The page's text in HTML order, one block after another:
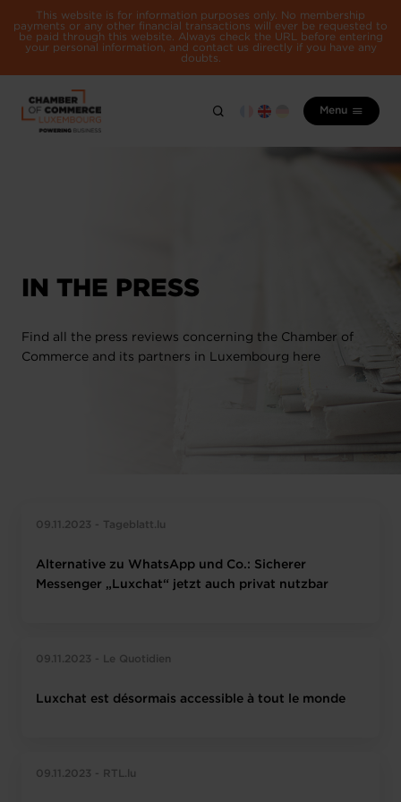
This website is for information purposes only. No membership
payments or any other financial transactions will ever be requested to
be paid through this website. Always check the URL before entering
your personal information, and contact us directly if you have any
doubts.
Menu
IN THE PRESS
Find all the press reviews concerning the Chamber of
Commerce and its partners in Luxembourg here
09.11.2023 - Tageblatt.lu
Alternative zu WhatsApp und Co.: Sicherer
Messenger „Luxchat“ jetzt auch privat nutzbar
09.11.2023 - Le Quotidien
Luxchat est désormais accessible à tout le monde
09.11.2023 - RTL.lu